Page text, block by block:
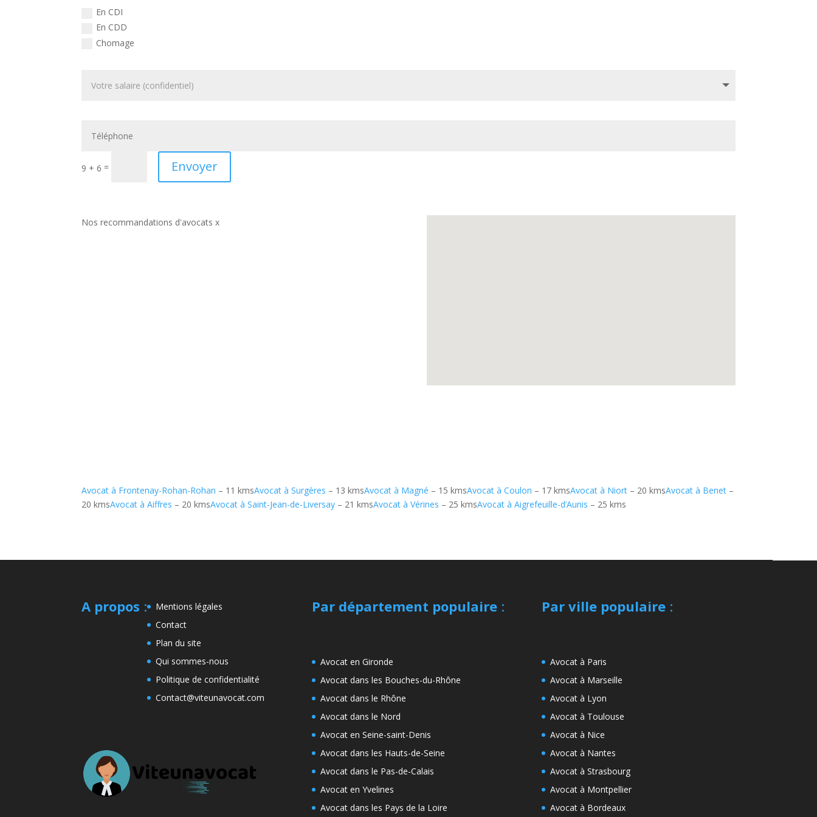
En CDI
En CDD
Chomage
9 + 6 = Envoyer
Nos recommandations d'avocats x
Avocat à Frontenay-Rohan-Rohan – 11 kmsAvocat à Surgères – 13 kmsAvocat à Magné – 15 kmsAvocat à Coulon – 17 kmsAvocat à Niort – 20 kmsAvocat à Benet –
20 kmsAvocat à Aiffres – 20 kmsAvocat à Saint-Jean-de-Liversay – 21 kmsAvocat à Vérines – 25 kmsAvocat à Aigrefeuille-d’Aunis – 25 kms
A propos :
Mentions légales
Contact
Plan du site
Qui sommes-nous
Politique de confidentialité
Contact@viteunavocat.com
Par département populaire:
Avocat en Gironde
Avocat dans les Bouches-du-Rhône
Avocat dans le Rhône
Avocat dans le Nord
Avocat en Seine-saint-Denis
Avocat dans les Hauts-de-Seine
Avocat dans le Pas-de-Calais
Avocat en Yvelines
Avocat dans les Pays de la Loire
Par ville populaire:
Avocat à Paris
Avocat à Marseille
Avocat à Lyon
Avocat à Toulouse
Avocat à Nice
Avocat à Nantes
Avocat à Strasbourg
Avocat à Montpellier
Avocat à Bordeaux